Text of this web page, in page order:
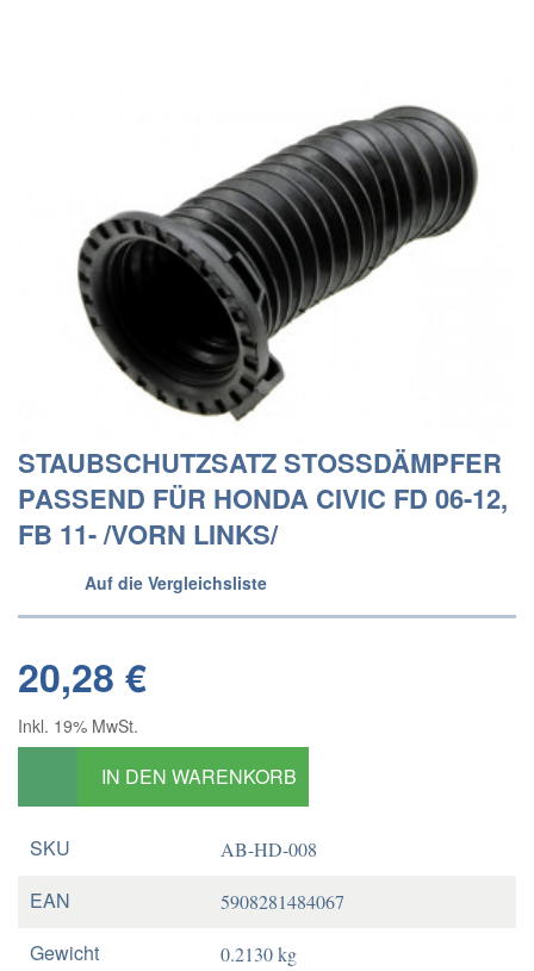
STAUBSCHUTZSATZ STOSSDÄMPFER P
ASSEND FÜR HONDA CIVIC FD 06-12, F
B 11- /VORN LINKS/
Auf die Vergleichsliste
20,28 €
Inkl. 19% MwSt.
IN DEN WARENKORB
SKU AB-HD-008
EAN 5908281484067
Gewicht 0.2130 kg